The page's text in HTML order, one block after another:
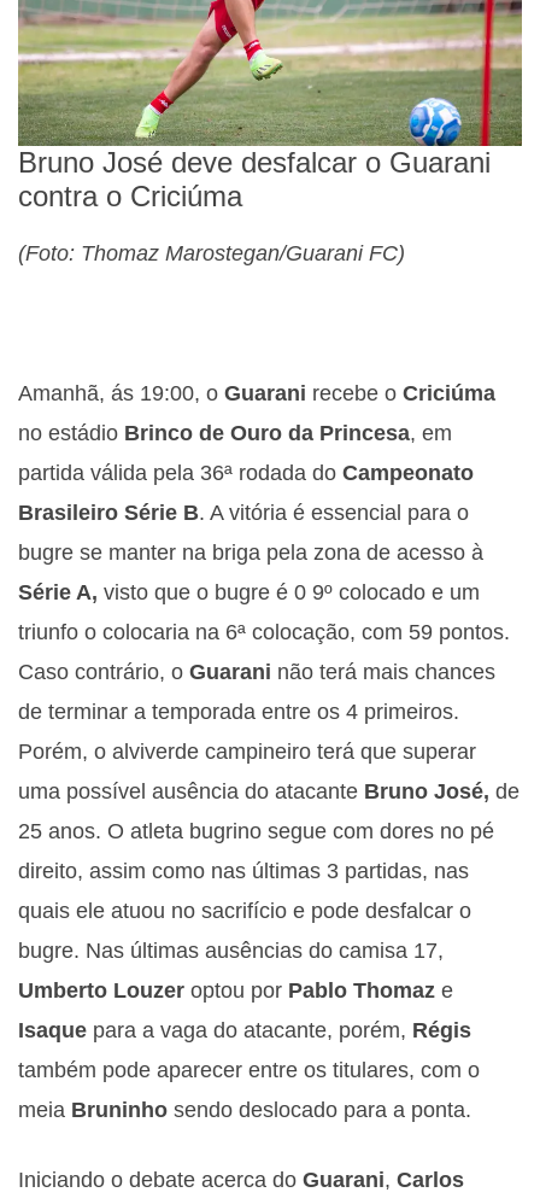
Bruno José deve desfalcar o Guarani
contra o Criciúma
(Foto: Thomaz Marostegan/Guarani FC)
Amanhã, ás 19:00, o Guarani recebe o Criciúma
no estádio Brinco de Ouro da Princesa, em
partida válida pela 36ª rodada do Campeonato
Brasileiro Série B. A vitória é essencial para o
bugre se manter na briga pela zona de acesso à
Série A, visto que o bugre é 0 9º colocado e um
triunfo o colocaria na 6ª colocação, com 59 pontos.
Caso contrário, o Guarani não terá mais chances
de terminar a temporada entre os 4 primeiros.
Porém, o alviverde campineiro terá que superar
uma possível ausência do atacante Bruno José, de
25 anos. O atleta bugrino segue com dores no pé
direito, assim como nas últimas 3 partidas, nas
quais ele atuou no sacrifício e pode desfalcar o
bugre. Nas últimas ausências do camisa 17,
Umberto Louzer optou por Pablo Thomaz e
Isaque para a vaga do atacante, porém, Régis
também pode aparecer entre os titulares, com o
meia Bruninho sendo deslocado para a ponta.
Iniciando o debate acerca do Guarani, Carlos